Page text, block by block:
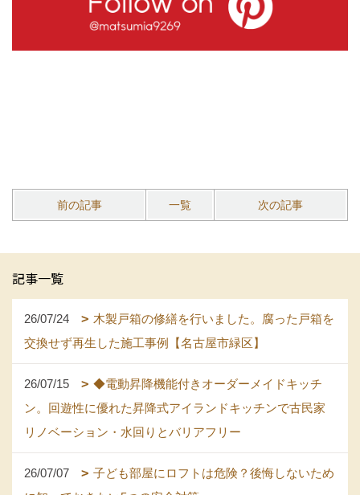
前の記事 一覧 次の記事
記事一覧
26/07/24
木製戸箱の修繕を行いました。腐った戸箱を
交換せず再生した施工事例【名古屋市緑区】
26/07/15
◆電動昇降機能付きオーダーメイドキッチ
ン。回遊性に優れた昇降式アイランドキッチンで古民家
リノベーション・水回りとバリアフリー
26/07/07
子ども部屋にロフトは危険？後悔しないため